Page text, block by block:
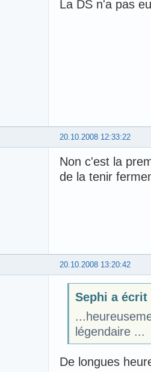
La DS n'a pas
20.10.2008 12:33:22
Non c'est la
de la tenir
20.10.2008 13:20:42
Sephi a écrit
légendaire ...
De longues